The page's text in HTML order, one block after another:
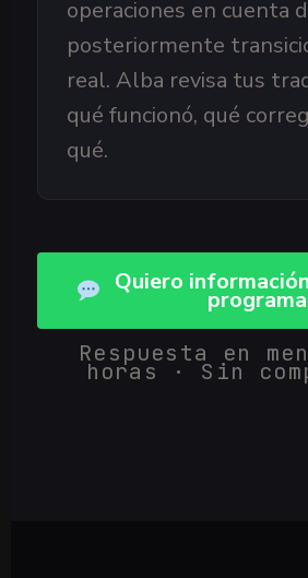
operaciones en cuenta
posteriormente
real. Alba revisa tus
qué funcionó, qué
qué.
Quiero
programa
Respuesta en
horas · Sin